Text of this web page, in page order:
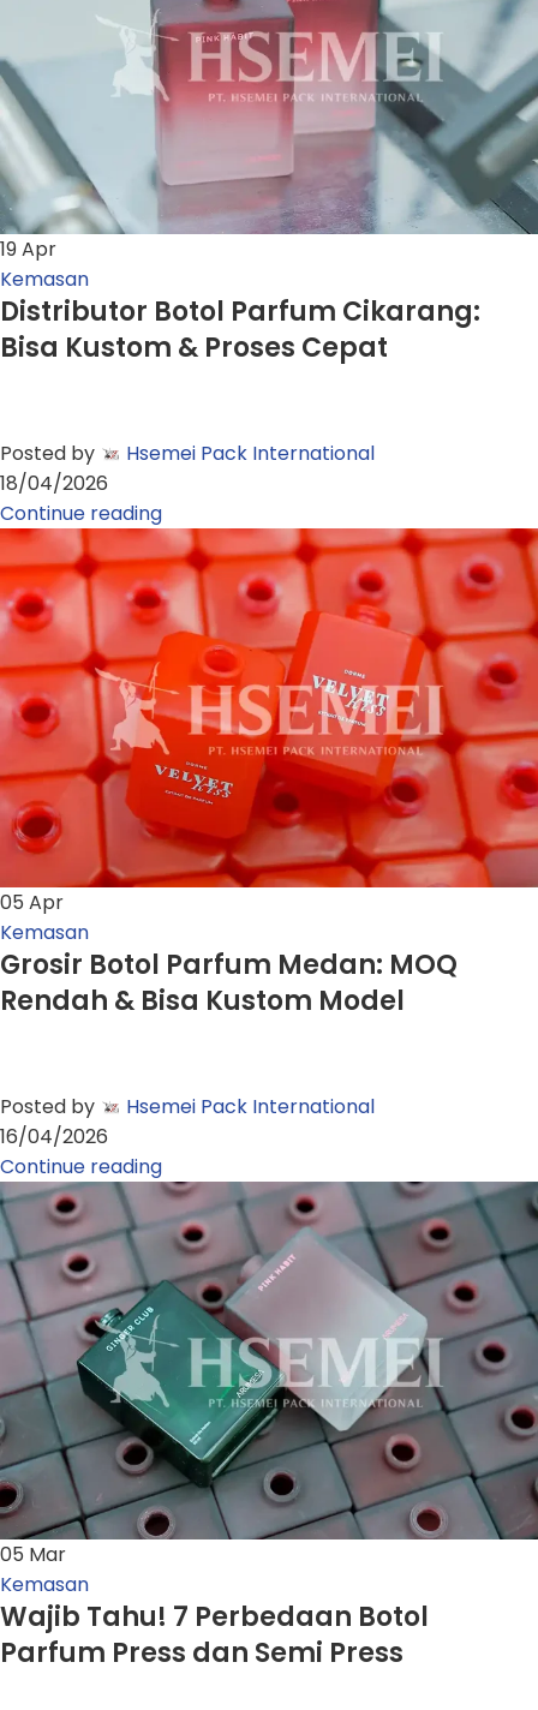
19Apr
Kemasan
Distributor Botol Parfum Cikarang:
Bisa Kustom & Proses Cepat
Posted by
Hsemei Pack International
18/04/2026
Continue reading
05 Apr
Kemasan
Grosir Botol Parfum Medan: MOQ
Rendah & Bisa Kustom Model
Posted by
Hsemei Pack International
16/04/2026
Continue reading
05 Mar
Kemasan
Wajib Tahu! 7 Perbedaan Botol
Parfum Press dan Semi Press